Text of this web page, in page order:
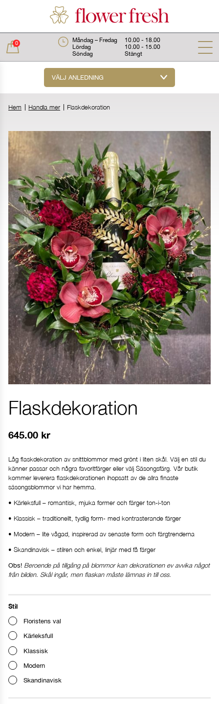
0 Måndag – Fredag
10.00 - 18.00
Lördag
10.00 - 15.00
Söndag
Stängt
VÄLJ ANLEDNING
0 kr
Hem Handla mer Flaskdekoration
Flaskdekoration
645.00 kr
Låg flaskdekoration av snittblommor med grönt i liten skål. Välj en stil du
känner passar och några favoritfärger eller välj Säsongsfärg. Vår butik
kommer leverera flaskdekorationen ihopsatt av de allra finaste
säsongsblommor vi har hemma.
• Kärleksfull – romantisk, mjuka former och färger ton-i-ton
• Klassisk – traditionellt, tydlig form- med kontrasterande färger
• Modern – lite vågad, inspirerad av senaste form och färgtrenderna
• Skandinavisk – stilren och enkel, linjär med få färger
Obs! Beroende på tillgång på blommor kan dekorationen ev avvika något
från bilden. Skål ingår, men flaskan måste lämnas in till oss.
Stil
Floristens val
Kärleksfull
Klassisk
Modern
Skandinavisk